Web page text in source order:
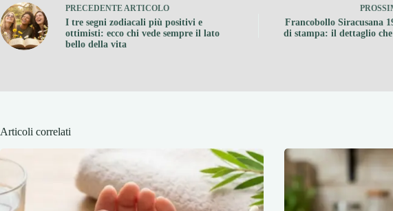
PRECEDENTEARTICOLO
I tre segni zodiacali più positivi e
ottimisti: ecco chi vede sempre il lato
bello della vita
Francobollo Siracusana
di stampa: il dettaglio
Articoli correlati